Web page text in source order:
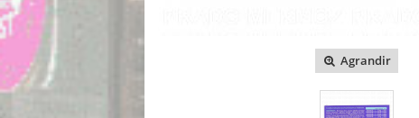
Agrandir